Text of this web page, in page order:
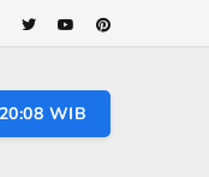
WIB